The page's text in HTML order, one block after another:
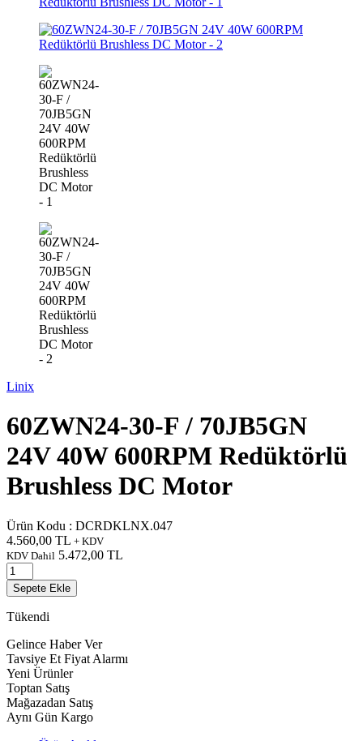
Linix
60ZWN24-30-F / 70JB5GN
24V 40W 600RPM Redüktörlü
Brushless DC Motor
Ürün Kodu : DCRDKLNX.047
4.560,00 TL + KDV
KDV Dahil 5.472,00 TL
Sepete Ekle
Tükendi
Gelince Haber Ver
Tavsiye Et Fiyat Alarmı
Yeni Ürünler
Toptan Satış
Mağazadan Satış
Aynı Gün Kargo